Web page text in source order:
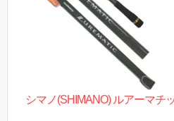
シマノ(SHIMANO) ルアーマ